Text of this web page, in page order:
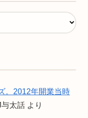
。2012年開業当時
太話 より